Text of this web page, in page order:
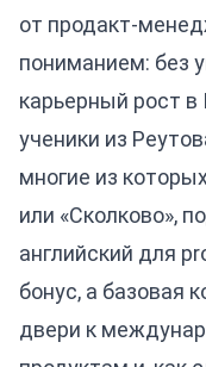
от продакт-
пониманием: без
карьерный рост в
ученики из
многие из
или «Сколково»,
английский для
бонус, а базовая
двери к